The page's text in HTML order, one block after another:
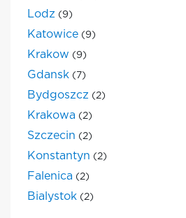
Lodz (9)
Katowice (9)
Krakow (9)
Gdansk (7)
Bydgoszcz (2)
Krakowa (2)
Szczecin (2)
Konstantyn (2)
Falenica (2)
Bialystok (2)